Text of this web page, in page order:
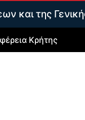
και της
Κρήτης